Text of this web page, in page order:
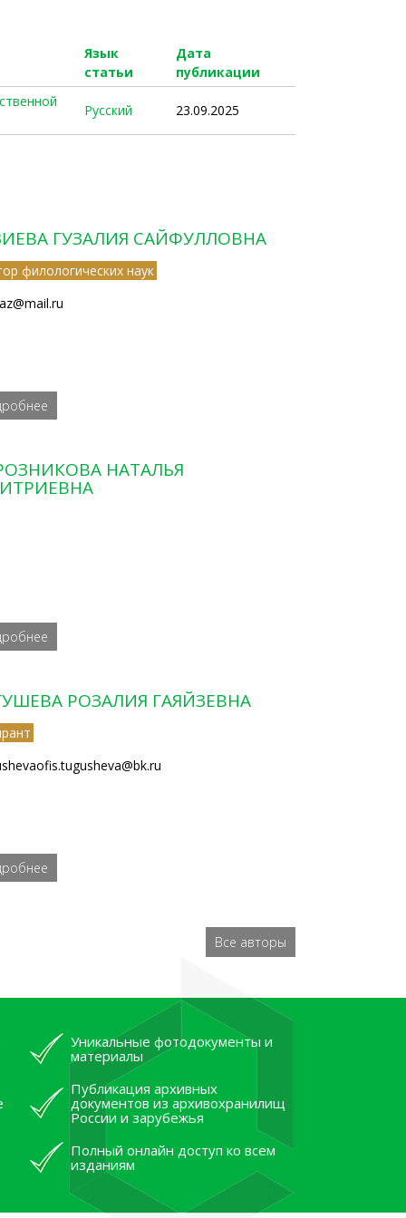
Язык
статьи
Дата
публикации
Русский 23.09.2025
ГУЗАЛИЯ САЙФУЛЛОВНА
филологических наук
НАТАЛЬЯ
РОЗАЛИЯ ГАЯЙЗЕВНА
Все авторы
Уникальные фотодокументы и
материалы
Публикация архивных
документов из архивохранилищ
России и зарубежья
Полный онлайн доступ ко всем
изданиям